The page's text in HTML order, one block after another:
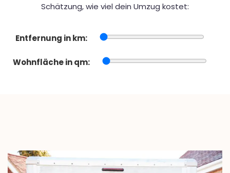
Schätzung, wie viel dein Umzug kostet:
Entfernung in km:
Wohnfläche in qm: